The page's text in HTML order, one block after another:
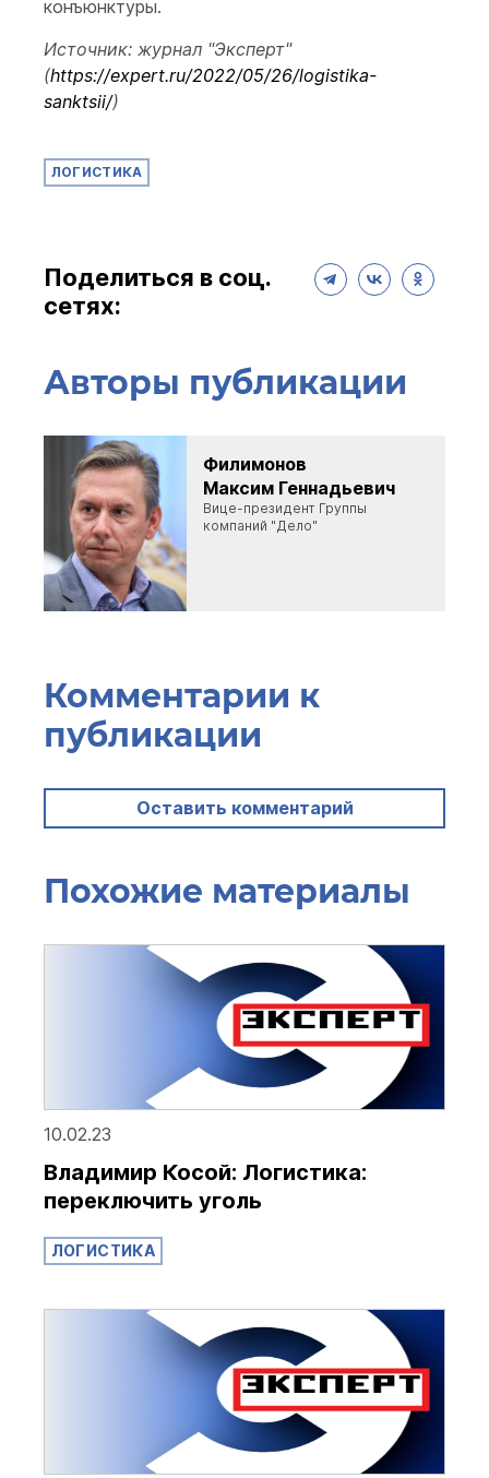
конъюнктуры.
Источник: журнал "Эксперт"
(https://expert.ru/2022/05/26/logistika-
sanktsii/)
ЛОГИСТИКА
Поделиться в соц.
сетях:
Авторы публикации
Филимонов
Максим Геннадьевич
Вице-президент Группы
компаний "Дело"
Комментарии к
публикации
Оставить комментарий
Похожие материалы
10.02.23
Владимир Косой: Логистика:
переключить уголь
ЛОГИСТИКА